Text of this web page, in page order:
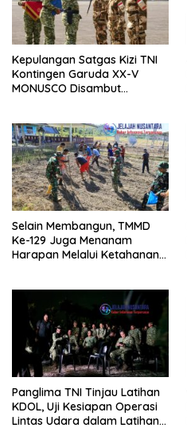
Kepulangan Satgas Kizi TNI
Kontingen Garuda XX-V
MONUSCO Disambut
Selain Membangun, TMMD
Ke-129 Juga Menanam
Harapan Melalui Ketahanan
Panglima TNI Tinjau Latihan
KDOL, Uji Kesiapan Operasi
Lintas Udara dalam Latihan